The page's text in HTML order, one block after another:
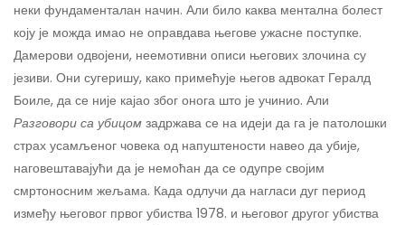
неки фундаменталан начин. Али било каква ментална болест
коју је можда имао не оправдава његове ужасне поступке.
Дамерови одвојени, неемотивни описи његових злочина су
језиви. Они сугеришу, како примећује његов адвокат Гералд
Боиле, да се није кајао због онога што је учинио. Али
Разговори са убицом задржава се на идеји да га је патолошки
страх усамљеног човека од напуштености навео да убије,
наговештавајући да је немоћан да се одупре својим
смртоносним жељама. Када одлучи да нагласи дуг период
између његовог првог убиства 1978. и његовог другог убиства